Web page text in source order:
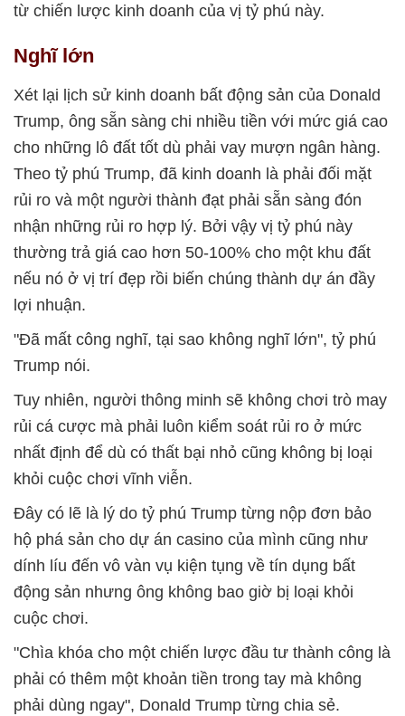
từ chiến lược kinh doanh của vị tỷ phú này.
Nghĩ lớn
Xét lại lịch sử kinh doanh bất động sản của Donald
Trump, ông sẵn sàng chi nhiều tiền với mức giá cao
cho những lô đất tốt dù phải vay mượn ngân hàng.
Theo tỷ phú Trump, đã kinh doanh là phải đối mặt
rủi ro và một người thành đạt phải sẵn sàng đón
nhận những rủi ro hợp lý. Bởi vậy vị tỷ phú này
thường trả giá cao hơn 50-100% cho một khu đất
nếu nó ở vị trí đẹp rồi biến chúng thành dự án đầy
lợi nhuận.
"Đã mất công nghĩ, tại sao không nghĩ lớn", tỷ phú
Trump nói.
Tuy nhiên, người thông minh sẽ không chơi trò may
rủi cá cược mà phải luôn kiểm soát rủi ro ở mức
nhất định để dù có thất bại nhỏ cũng không bị loại
khỏi cuộc chơi vĩnh viễn.
Đây có lẽ là lý do tỷ phú Trump từng nộp đơn bảo
hộ phá sản cho dự án casino của mình cũng như
dính líu đến vô vàn vụ kiện tụng về tín dụng bất
động sản nhưng ông không bao giờ bị loại khỏi
cuộc chơi.
"Chìa khóa cho một chiến lược đầu tư thành công là
phải có thêm một khoản tiền trong tay mà không
phải dùng ngay", Donald Trump từng chia sẻ.